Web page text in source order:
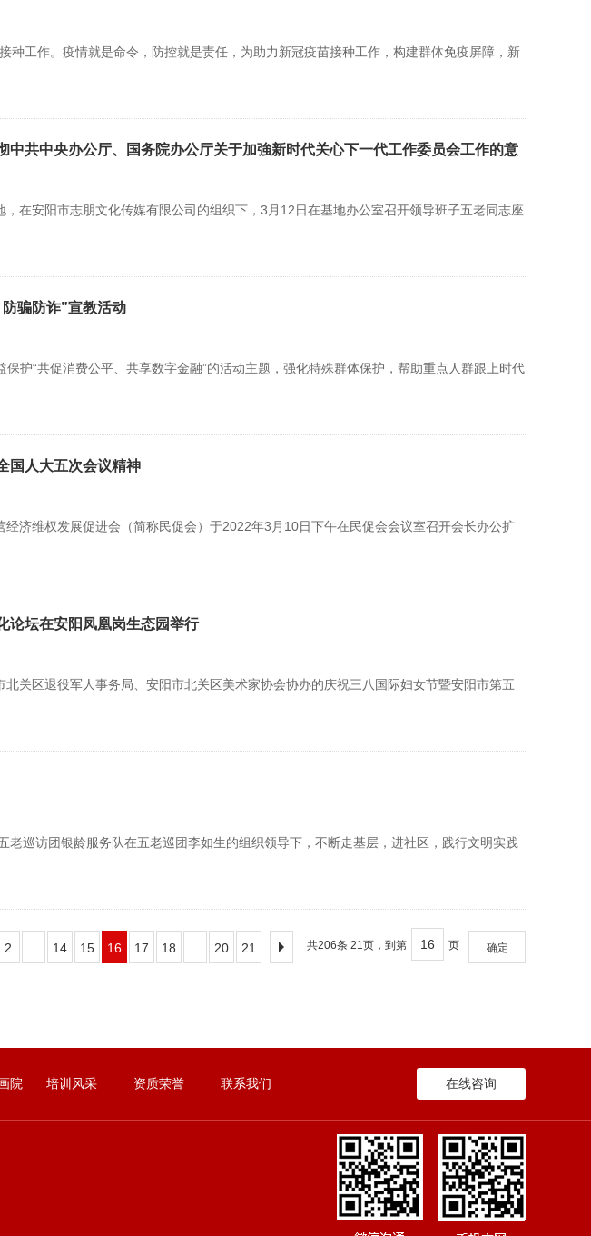
工作。疫情就是命令，防控就是责任，为助力新冠疫苗接种工作，构建群体免疫屏障，新
共中央办公厅、国务院办公厅关于加強新时代关心下一代工作委员会工作的意
安阳市志朋文化传媒有限公司的组织下，3月12日在基地办公室召开领导班子五老同志座
骗防诈”宣教活动
护“共促消费公平、共享数字金融”的活动主题，强化特殊群体保护，帮助重点人群跟上时代
国人大五次会议精神
维权发展促进会（简称民促会）于2022年3月10日下午在民促会会议室召开会长办公扩
论坛在安阳凤凰岗生态园举行
区退役军人事务局、安阳市北关区美术家协会协办的庆祝三八国际妇女节暨安阳市第五
巡访团银龄服务队在五老巡团李如生的组织领导下，不断走基层，进社区，践行文明实践
2 14 15 16 17 18 20 21 共206条 21页，到第 页 确定
院 培训风采 资质荣誉 联系我们 在线咨询